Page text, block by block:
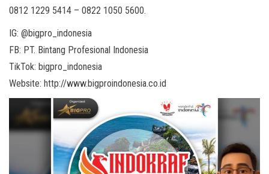
0812 1229 5414 – 0822 1050 5600.
IG: @bigpro_indonesia
FB: PT. Bintang Profesional Indonesia
TikTok: bigpro_indonesia
Website: http://www.bigproindonesia.co.id